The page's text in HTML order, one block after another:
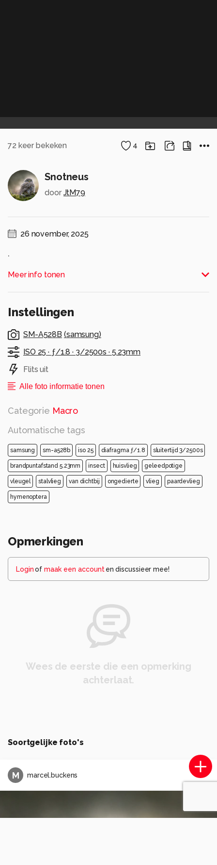
72 keer bekeken 4
Snotneus
door JtM79
26 november, 2025
.
Alle rechten voorbehouden
Meer info tonen
Instellingen
SM-A528B (samsung)
ISO 25 · ƒ/1.8 · 3/2500s · 5.23mm
Flits uit
Alle foto informatie tonen
Categorie Macro
Automatische tags
samsung sm-a528b iso 25 diafragma ƒ/1.8 sluitertijd 3/2500s
brandpuntafstand 5.23mm insect huisvlieg geleedpotige
vleugel stalvlieg van dichtbij ongedierte vlieg paardevlieg
hymenoptera
Opmerkingen
Loginof maak een account en discussieer mee!
Wees de eerste die een opmerking
achterlaat.
Soortgelijke foto's
M marcel.buckens